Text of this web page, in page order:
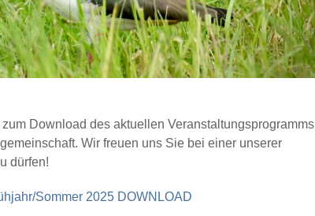
Download des aktuellen Veranstaltungsprogramms
Wir freuen uns Sie bei einer unserer
dürfen!
Sommer 2025 DOWNLOAD